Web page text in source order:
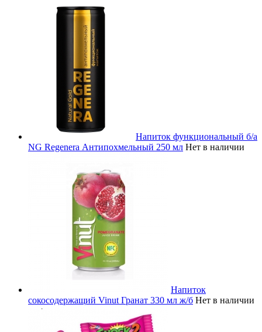
Напиток функциональный б/а
NG Regenera Антипохмельный 250 мл Нет в наличии
Напиток
сокосодержащий Vinut Гранат 330 мл ж/б Нет в наличии